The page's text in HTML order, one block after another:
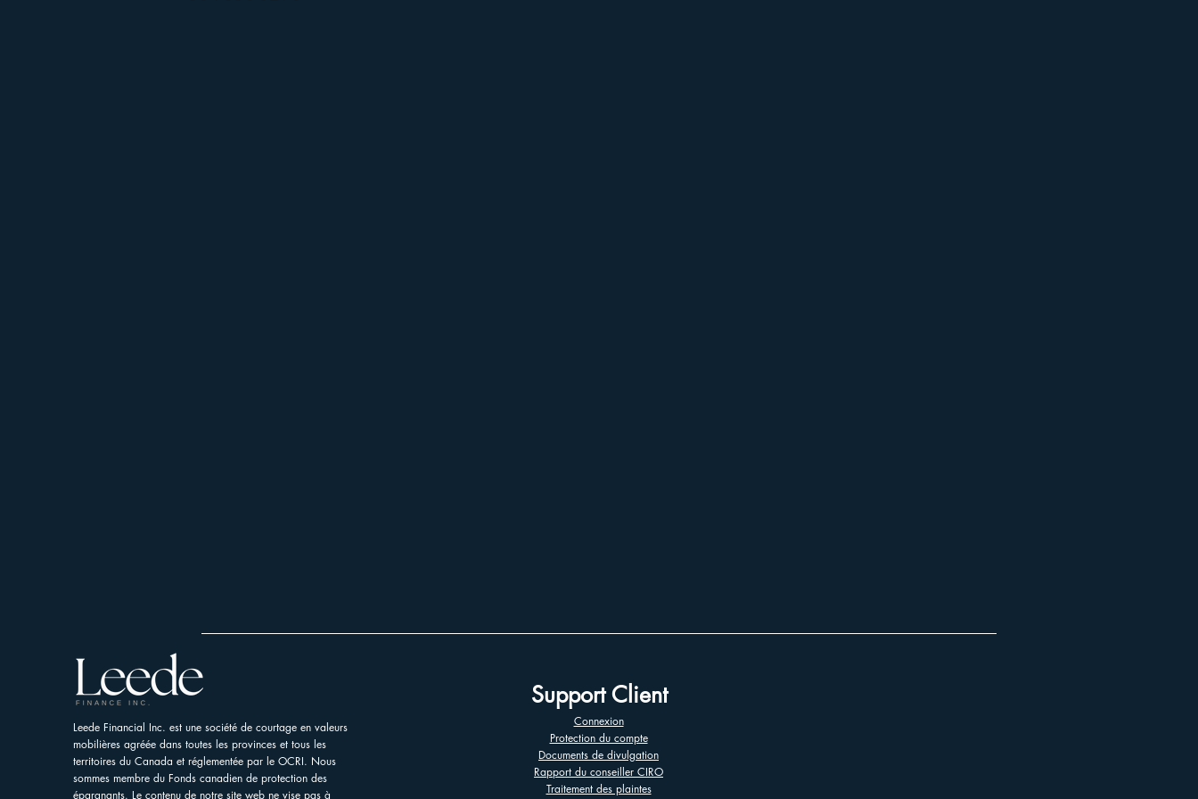
Leede Financial Inc. est une société de courtage en valeurs
mobilières agréée dans toutes les provinces et tous les
territoires du Canada et réglementée par le OCRI. Nous
sommes membre du Fonds canadien de protection des
épargnants. Le contenu de notre site web ne vise pas à
Support Client
Connexion
Protection du compte
Documents de divulgation
Rapport du conseiller CIRO
Traitement des plaintes